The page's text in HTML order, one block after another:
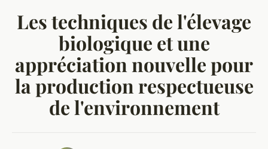
Les techniques de l'élevage
biologique et une
appréciation nouvelle pour
la production respectueuse
de l'environnement